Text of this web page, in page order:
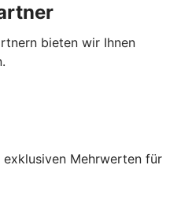
bieten wir Ihnen
Mehrwerten für